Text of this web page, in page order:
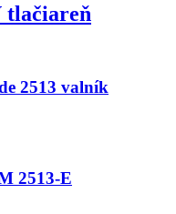
tlačiareň
2513 valník
2513-E